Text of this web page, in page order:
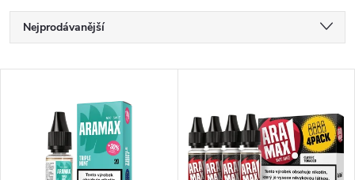
Ř
a
Nejprodávanější
Nejdražší
Abecedně